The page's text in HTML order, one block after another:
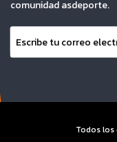
comunidad asdeporte.
Todos los